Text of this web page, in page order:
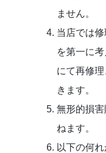
ません。
当店では
を第一に
にて再修
きます。
無形的損
ねます。
以下の何